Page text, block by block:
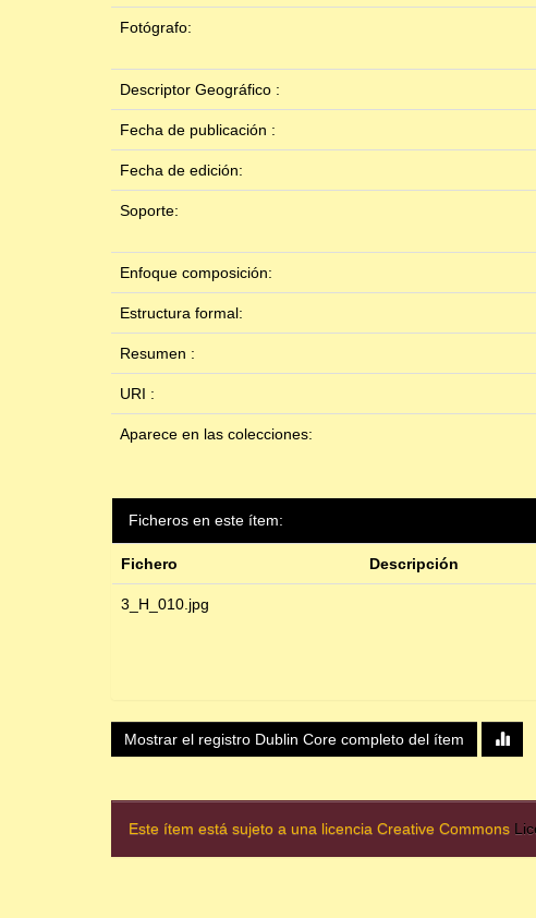
Fotógrafo:
Descriptor Geográfico :
Fecha de publicación :
Fecha de edición:
Soporte:
Enfoque composición:
Estructura formal:
Resumen :
URI :
Aparece en las colecciones:
Ficheros en este ítem:
Fichero Descripción
3_H_010.jpg
Mostrar el registro Dublin Core completo del ítem
Este ítem está sujeto a una licencia Creative Commons